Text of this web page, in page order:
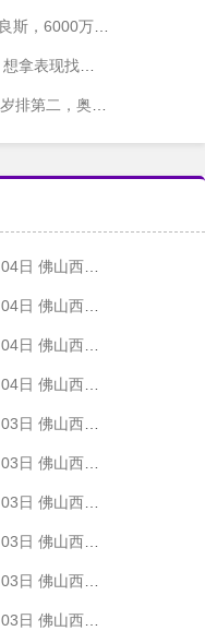
万镑砸过去
现找回自己
奥塔门迪差一点
联赛32强淘汰赛 肇庆恒骏成 VS 三七互娱 全场录像
联赛32强淘汰赛 广东西南建设 VS 香港圣徒 全场录像
联赛32强淘汰赛 贪玩游戏 VS 美的薪火 全场录像
赛32强淘汰赛 藝品高國際 VS 湛江狂狼·粵辉能源 全场录像
赛32强淘汰赛 广东客家青年 VS 广州英华思力U17 全场录像
联赛32强淘汰赛 广州求信 VS 顺德新青年 全场录像
联赛32强淘汰赛 大塘控股 VS 茂名市点都得 全场录像
联赛32强淘汰赛 广东凤铝 VS 湛江八部科技 全场录像
联赛32强淘汰赛 广州蜀地红 VS 广州戴拿模 全场录像
32强淘汰赛 三水乐民兴健力宝 VS 中国澳门澳科精英 全场录像